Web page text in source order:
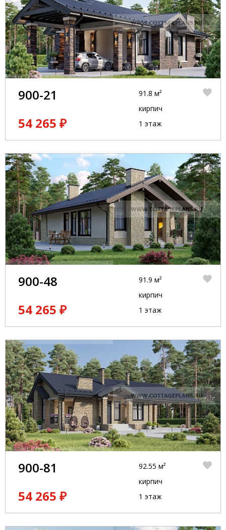
900-21
54 265 ₽
91.8 м²
кирпич
1 этаж
900-48
54 265 ₽
91.9 м²
кирпич
1 этаж
900-81
54 265 ₽
92.55 м²
кирпич
1 этаж